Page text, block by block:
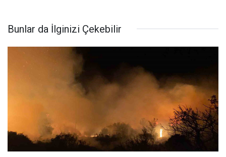
Bunlar da İlginizi Çekebilir